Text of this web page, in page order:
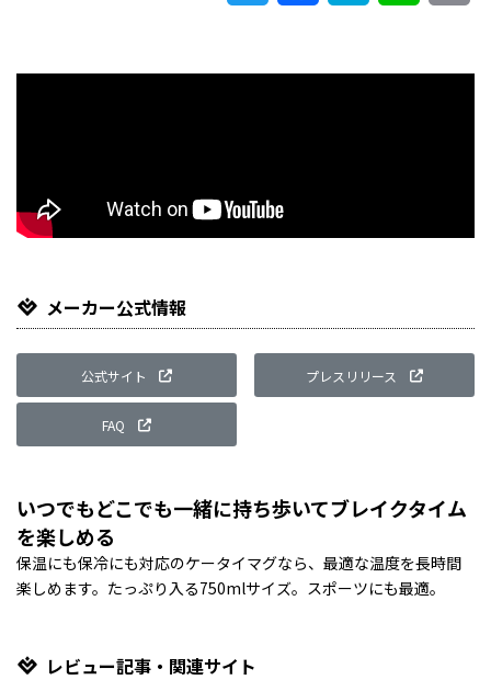
メーカー公式情報
公式サイト プレスリリース
FAQ
いつでもどこでも一緒に持ち歩いてブレイクタイム
を楽しめる
保温にも保冷にも対応のケータイマグなら、最適な温度を長時間
楽しめます。たっぷり入る750mlサイズ。スポーツにも最適。
レビュー記事・関連サイト